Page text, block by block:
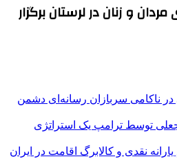
و زنان در لرستان برگزار
در ناکامی سربازان رسانه‌ای دشمن
جعلی توسط ترامپ یک استراتژی
نقدی و کالابرگ اقامت در ایران